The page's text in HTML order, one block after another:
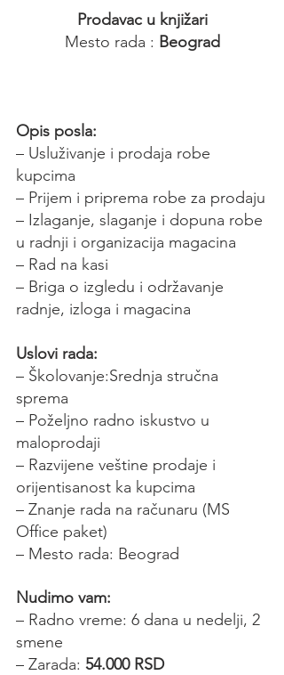
Prodavac u knjižari
Mesto rada : Beograd
Opis posla:
– Usluživanje i prodaja robe
kupcima
– Prijem i priprema robe za prodaju
– Izlaganje, slaganje i dopuna robe
u radnji i organizacija magacina
– Rad na kasi
– Briga o izgledu i održavanje
radnje, izloga i magacina
Uslovi rada:
– Školovanje:Srednja stručna
sprema
– Poželjno radno iskustvo u
maloprodaji
– Razvijene veštine prodaje i
orijentisanost ka kupcima
– Znanje rada na računaru (MS
Office paket)
– Mesto rada: Beograd
Nudimo vam:
– Radno vreme: 6 dana u nedelji, 2
smene
– Zarada: 54.000 RSD